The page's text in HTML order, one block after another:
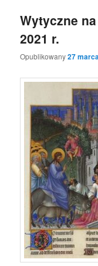
Wytyczne
2021 r.
Opublikowany27